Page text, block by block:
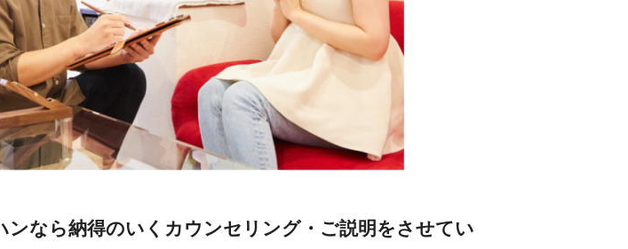
ンなら納得のいくカウンセリング・ご説明をさせてい